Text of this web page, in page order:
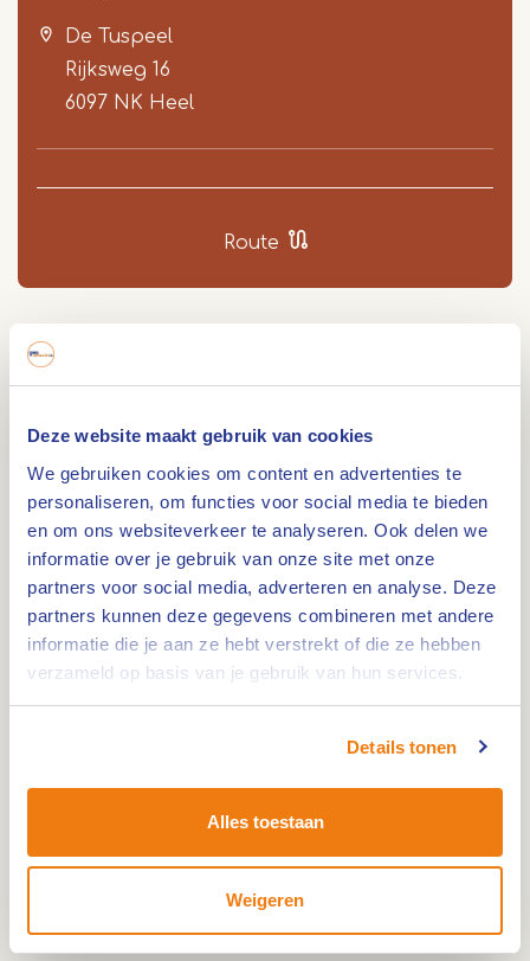
Deze website maakt gebruik van cookies
We gebruiken cookies om content en advertenties te
personaliseren, om functies voor social media te bieden
en om ons websiteverkeer te analyseren. Ook delen we
informatie over je gebruik van onze site met onze
partners voor social media, adverteren en analyse. Deze
partners kunnen deze gegevens combineren met andere
informatie die je aan ze hebt verstrekt of die ze hebben
verzameld op basis van je gebruik van hun services.
Details tonen
Alles toestaan
Weigeren
De Tuspeel
Rijksweg 16
6097 NK Heel
Route
Ten noorden van Heel en oostelijk van de
de Tuspeel. Dit gebied van 28 hectare biedt goed
naaldbos. De Tuspeel is vrij toegankelijk voor
voetgangers via diverse wandelpaden.
Unieke hoogveenvegetatie
Dankzij een schotelvormige leemlaag vlak onder
de oppervlakte blijft de hoge waterstand in de
Tuspeel behouden. In deze laagte is door de
eeuwen heen veenvorming opgetreden, maar het
veen is nooit als turf gewonnen. Hierdoor is er
kleine groene kikker en twee soorten
salamanders zich voortplanten. Daarnaast zijn er
meer dan tien soorten libellen waargenomen en